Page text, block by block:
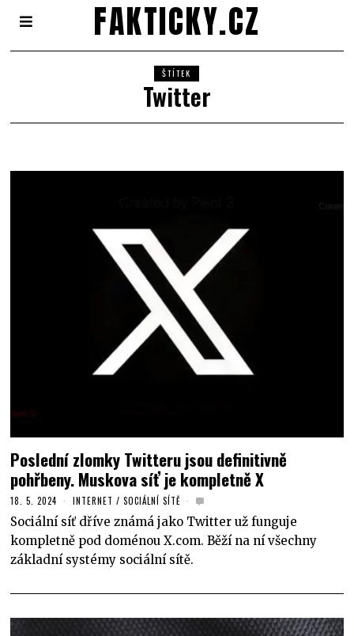
FAKTICKY.CZ
ŠTÍTEK
Twitter
Poslední zlomky Twitteru jsou definitivně
pohřbeny. Muskova síť je kompletně X
18. 5. 2024 INTERNET / SOCIÁLNÍ SÍTĚ
Sociální síť dříve známá jako Twitter už funguje
kompletně pod doménou X.com. Běží na ní všechny
základní systémy sociální sítě.